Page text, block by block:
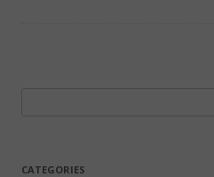
CATEGORIES